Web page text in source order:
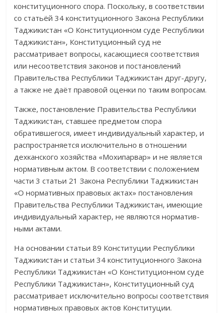
конститу­ционного спора. Поскольку, в соответствии
со статьёй 34 конститу­цион­ного Закона Республики
Тад­жи­кис­тан «О Конституционном суде Респуб­лики
Таджикис­тан», Кон­сти­ту­ционный суд не
рассматривает вопросы, касающиеся соответствия
или несоответствия законов и постановлений
Правительства Республики Тад­жи­кистан друг-другу,
а также не даёт правовой оценки по таким вопросам.
Также, постановление Правительства Республики
Таджикистан, ставшее предметом спора
обратившегося, имеет индивидуальный характер, и
распространяется исключительно в отношении
дехканского хозяйства «Мохи­парвар» и не является
нормативным актом. В соответствии с положением
части 3 статьи 21 Закона Республики Таджикистан
«О норма­тив­ных правовых актах» постановления
Правительства Республики Таджи­кистан, имеющие
индивидуальный характер, не являются норматив­
ными актами.
На основании статьи 89 Конституции Республики
Таджикистан и статьи 34 конституционного Закона
Республики Таджикистан «О Консти­туционном суде
Республики Таджикистан», Конституционный суд
рассмат­ривает исключительно вопросы соответствия
нормативных правовых актов Конституции.